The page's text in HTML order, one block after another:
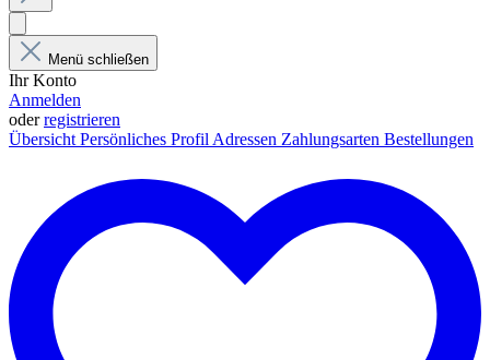
Menü schließen
Ihr Konto
Anmelden
oderregistrieren
Übersicht Persönliches Profil Adressen Zahlungsarten Bestellungen